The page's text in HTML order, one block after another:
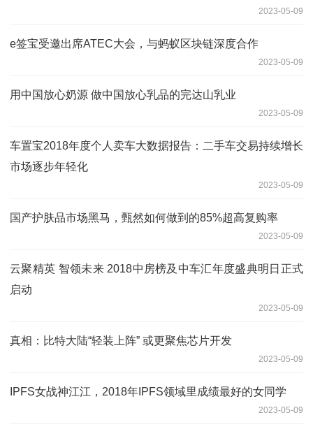
2023-05-09
e签宝受邀出席ATEC大会，与蚂蚁区块链深度合作
2023-05-09
用中国放心奶源 做中国放心乳品的完达山乳业
2023-05-09
车置宝2018年度个人卖车大数据报告：二手车交易持续增长
市场逐步年轻化
2023-05-09
国产护肤品市场黑马，甄然如何做到的85%超高复购率
2023-05-09
云聚精英 智领未来 2018中房榜及中车汇年度盛典明日正式
启动
2023-05-09
真相：比特大陆“轻装上阵” 或更聚焦芯片开发
2023-05-09
IPFS女战神江江，2018年IPFS领域里成绩最好的女同学
2023-05-09